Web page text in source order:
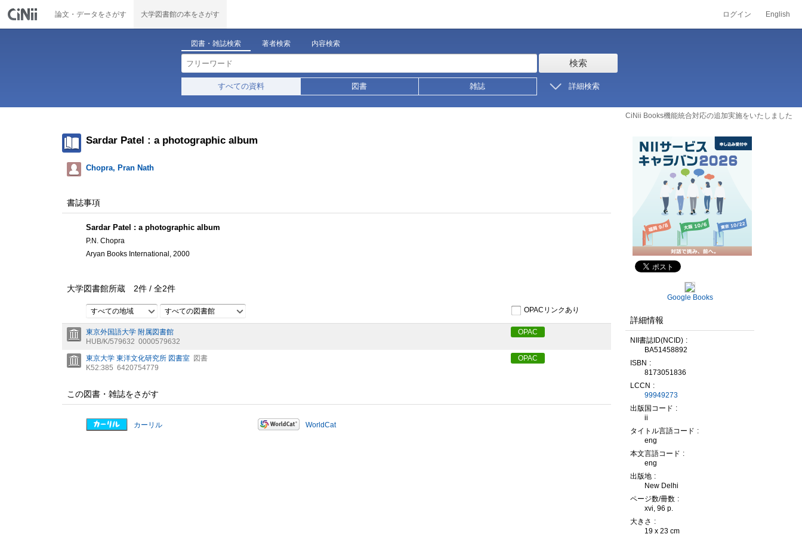
論文・データをさがす 大学図書館の本をさがす ログイン English
図書・雑誌検索 著者検索 内容検索
検索
すべての資料 図書 雑誌 詳細検索
CiNii Books機能統合対応の追加実施をいたしました
Sardar Patel : a photographic album
Chopra, Pran Nath
書誌事項
Sardar Patel : a photographic album
P.N. Chopra
Aryan Books International, 2000
大学図書館所蔵 2件 / 全2件
すべての地域 すべての図書館 OPACリンクあり
東京外国語大学 附属図書館
HUB/K/579632 0000579632
OPAC
東京大学 東洋文化研究所 図書室 図書
K52:385 6420754779
OPAC
この図書・雑誌をさがす
カーリル WorldCat
Google Books
詳細情報
NII書誌ID(NCID)
BA51458892
ISBN
8173051836
LCCN
99949273
出版国コード
ii
タイトル言語コード
eng
本文言語コード
eng
出版地
New Delhi
ページ数/冊数
xvi, 96 p.
大きさ
19 x 23 cm